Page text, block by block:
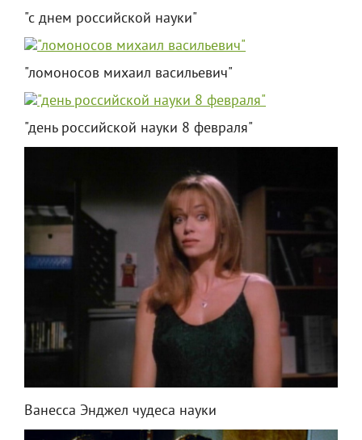
"с днем российской науки"
"ломоносов михаил васильевич"
"день российской науки 8 февраля"
Ванесса Энджел чудеса науки